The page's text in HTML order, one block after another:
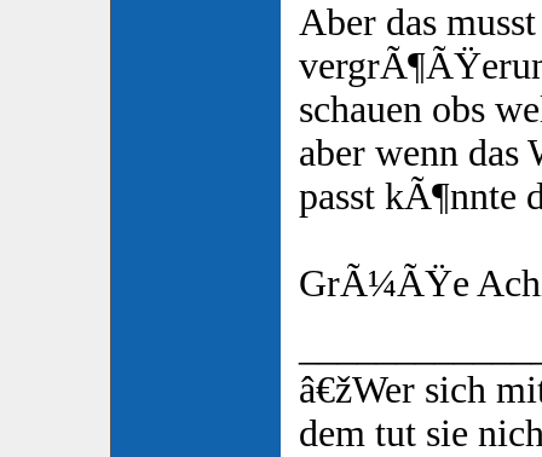
Aber das
schauen obs
aber wenn das
passt kÃ¶nnte
GrÃ¼ÃŸe
â€žWer sich
dem tut sie